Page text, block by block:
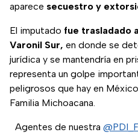
aparece secuestro y
El imputado fue trasladado
Varonil Sur, en donde se
jurídica y se mantendría en
representa un golpe
peligrosos que hay en
Familia Michoacana.
Agentes de nuestra